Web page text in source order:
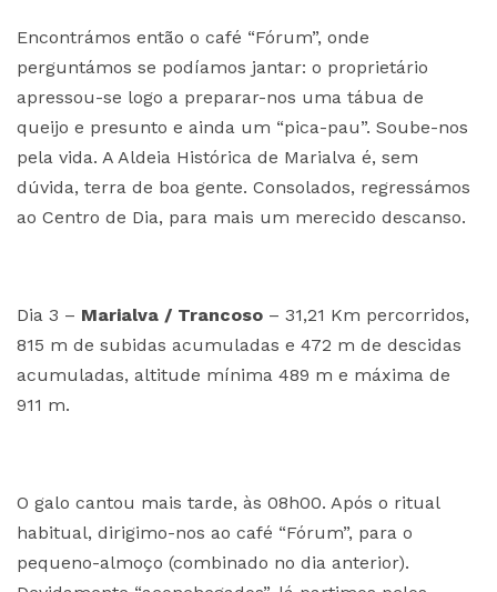
Encontrámos então o café “Fórum”, onde
perguntámos se podíamos jantar: o proprietário
apressou-se logo a preparar-nos uma tábua de
queijo e presunto e ainda um “pica-pau”. Soube-nos
pela vida. A Aldeia Histórica de Marialva é, sem
dúvida, terra de boa gente. Consolados, regressámos
ao Centro de Dia, para mais um merecido descanso.
Dia 3 – Marialva / Trancoso – 31,21 Km percorridos,
815 m de subidas acumuladas e 472 m de descidas
acumuladas, altitude mínima 489 m e máxima de
911 m.
O galo cantou mais tarde, às 08h00. Após o ritual
habitual, dirigimo-nos ao café “Fórum”, para o
pequeno-almoço (combinado no dia anterior).